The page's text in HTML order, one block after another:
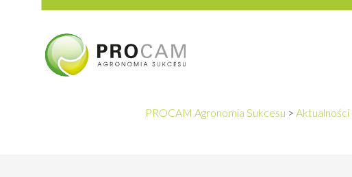
PROCAM Agronomia Sukcesu > Aktualności